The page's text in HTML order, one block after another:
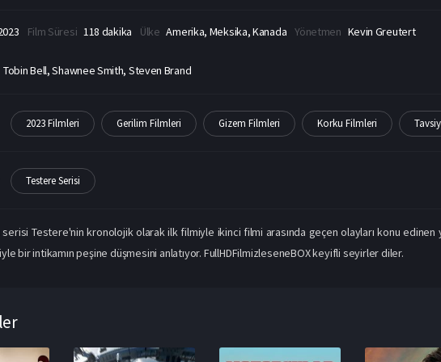
Film Süresi 118 dakika Ülke Amerika, Meksika, Kanada Yönetmen Kevin Greutert
Tobin Bell, Shawnee Smith, Steven Brand
2023 Filmleri Gerilim Filmleri Gizem Filmleri Korku Filmleri
Testere Serisi
serisi Testere'nin kronolojik olarak ilk filmiyle ikinci filmi arasında geçen olayları konu edinen
bir intikamın peşine düşmesini anlatıyor. FullHDFilmizleseneBOX keyifli seyirler diler.